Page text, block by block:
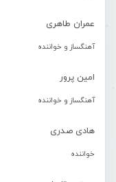
عمران طاهری
آهنگساز و خواننده
امین پرور
آهنگساز و خواننده
هادی صدری
خواننده